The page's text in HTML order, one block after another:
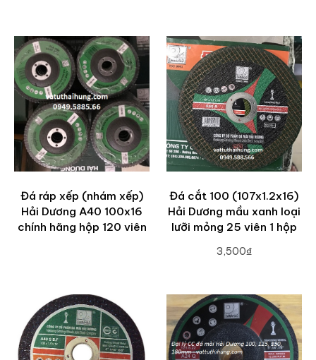
Đá ráp xếp (nhám xếp)
Hải Dương A40 100x16
chính hãng hộp 120 viên
Đá cắt 100 (107x1.2x16)
Hải Dương mầu xanh loại
lưỡi mỏng 25 viên 1 hộp
3,500₫